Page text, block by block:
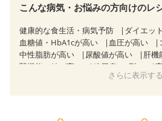
こんな病気・お悩みの方向けのレ
健康的な食生活・病気予防
ダイエット
血糖値・HbA1cが高い
血圧が高い
中性脂肪が高い
尿酸値が高い
肝機
腎機能の値が高い
糖尿病（2型）
狭心症 心筋梗
さらに表示する